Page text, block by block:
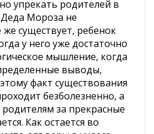
упрекать родителей в
Мороза не
же существует, ребенок
у него уже достаточно
мышление, когда
выводы,
факт существования
безболезненно, а
за прекрасные
Как остается во